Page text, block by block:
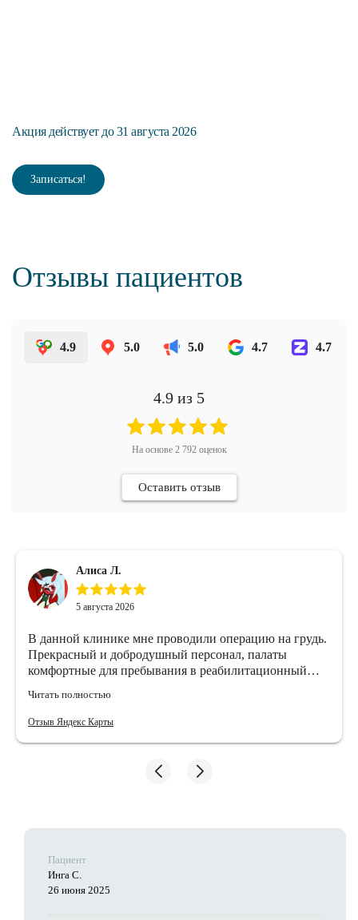
Акция действует до 31 августа 2026
Записаться!
Отзывы пациентов
4.9 5.0 5.0 4.7 4.7
4.9 из 5
На основе 2 792 оценок
Оставить отзыв
Алиса Л.
5 августа 2026
В данной клинике мне проводили операцию на грудь.
Прекрасный и добродушный персонал, палаты
комфортные для пребывания в реабилитационный
милые медсестры, всегда придут, помогут в любое
время. Совершенно не жалею о своем выборе!
Читать полностью
Отзыв Яндекс Карты
Пациент
Инга С.
26 июня 2025